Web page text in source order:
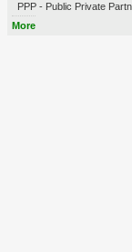
PPP - Public Private
More